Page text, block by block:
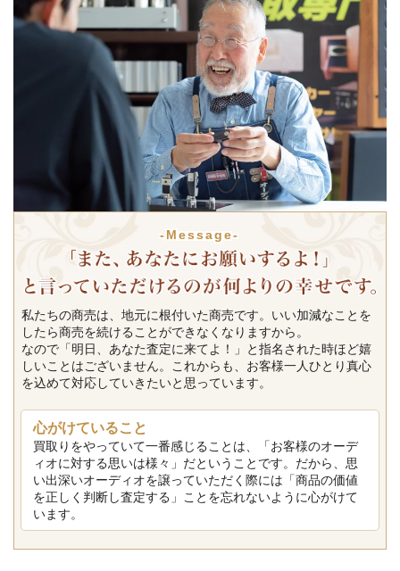
-Message-
私たちの商売は、地元に根付いた商売です。いい加減なことを
したら商売を続けることができなくなりますから。
なので「明日、あなた査定に来てよ！」と指名された時ほど嬉
しいことはございません。これからも、お客様一人ひとり真心
を込めて対応していきたいと思っています。
心がけていること
買取りをやっていて一番感じることは、「お客様のオーデ
ィオに対する思いは様々」だということです。だから、思
い出深いオーディオを譲っていただく際には「商品の価値
を正しく判断し査定する」ことを忘れないように心がけて
います。